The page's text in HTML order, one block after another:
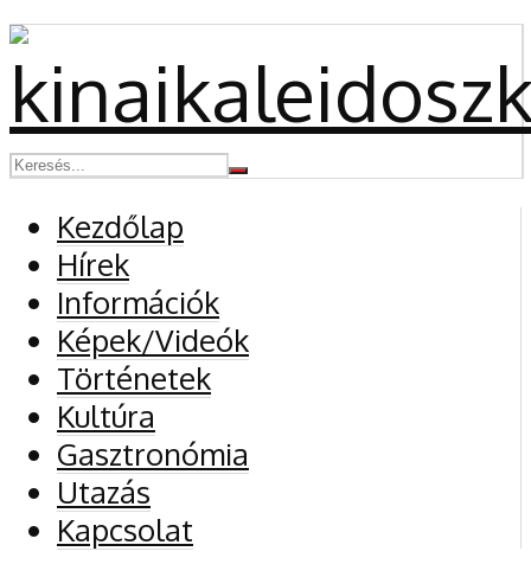
Kezdőlap
Hírek
Információk
Képek/Videók
Történetek
Kultúra
Gasztronómia
Utazás
Kapcsolat